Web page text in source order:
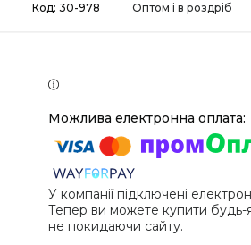
Оптом і в роздріб
Код: 30-978
У компанії підключені
Тепер ви можете купити будь-
не покидаючи сайту.